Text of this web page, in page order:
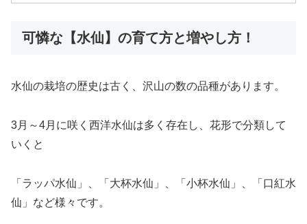
可憐な【水仙】の育て方と増やし方！
水仙の栽培の歴史は古く、沢山の数の品種があります。
3月～4月に咲く西洋水仙は多く存在し、花形で分類して
いくと
「ラッパ水仙」、「大杯水仙」、「小杯水仙」、「口紅水
仙」など様々です。